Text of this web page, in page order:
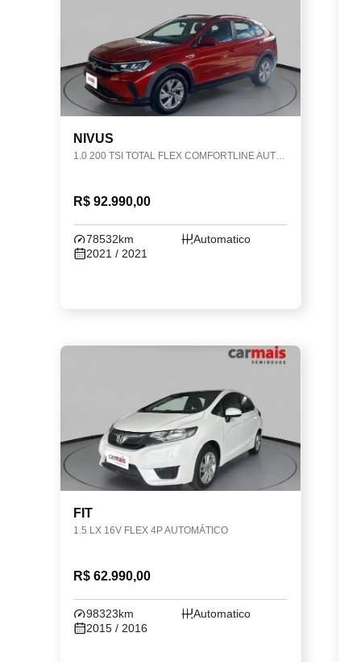
NIVUS
1.0 200 TSI TOTAL FLEX COMFORTLINE AUTOMÁTICO
R$ 92.990,00
78532km
Automatico
2021 / 2021
FIT
1.5 LX 16V FLEX 4P AUTOMÁTICO
R$ 62.990,00
98323km
Automatico
2015 / 2016